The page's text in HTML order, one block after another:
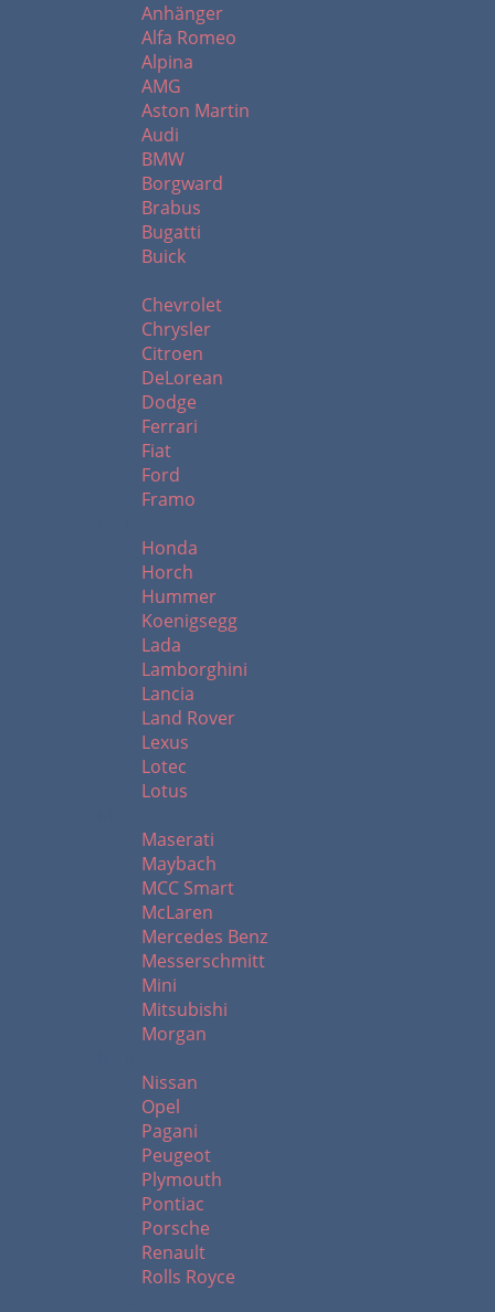
Anhänger
Alfa Romeo
Alpina
AMG
Aston Martin
Audi
BMW
Borgward
Brabus
Bugatti
Buick
Chevrolet
Chrysler
Citroen
DeLorean
Dodge
Ferrari
Fiat
Ford
Framo
Honda
Horch
Hummer
Koenigsegg
Lada
Lamborghini
Lancia
Land Rover
Lexus
Lotec
Lotus
Maserati
Maybach
MCC Smart
McLaren
Mercedes Benz
Messerschmitt
Mini
Mitsubishi
Morgan
Nissan
Opel
Pagani
Peugeot
Plymouth
Pontiac
Porsche
Renault
Rolls Royce